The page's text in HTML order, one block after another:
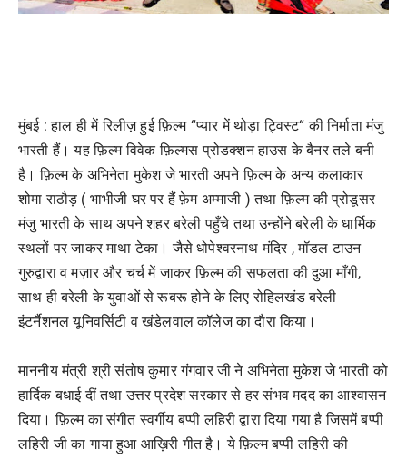
मुंबई : हाल ही में रिलीज़ हुई फ़िल्म “प्यार में थोड़ा ट्विस्ट“ की निर्माता मंजु
भारती हैं। यह फ़िल्म विवेक फ़िल्मस प्रोडक्शन हाउस के बैनर तले बनी
है। फ़िल्म के अभिनेता मुकेश जे भारती अपने फ़िल्म के अन्य कलाकार
शोमा राठौड़ ( भाभीजी घर पर हैं फ़ेम अम्माजी ) तथा फ़िल्म की प्रोडूसर
मंजु भारती के साथ अपने शहर बरेली पहुँचे तथा उन्होंने बरेली के धार्मिक
स्थलों पर जाकर माथा टेका। जैसे धोपेश्वरनाथ मंदिर , मॉडल टाउन
गुरुद्वारा व मज़ार और चर्च में जाकर फ़िल्म की सफलता की दुआ माँगी,
साथ ही बरेली के युवाओं से रूबरू होने के लिए रोहिलखंड बरेली
इंटर्नैशनल यूनिवर्सिटी व खंडेलवाल कॉलेज का दौरा किया।
माननीय मंत्री श्री संतोष कुमार गंगवार जी ने अभिनेता मुकेश जे भारती को
हार्दिक बधाई दीं तथा उत्तर प्रदेश सरकार से हर संभव मदद का आश्वासन
दिया। फ़िल्म का संगीत स्वर्गीय बप्पी लहिरी द्वारा दिया गया है जिसमें बप्पी
लहिरी जी का गाया हुआ आख़िरी गीत है। ये फ़िल्म बप्पी लहिरी की